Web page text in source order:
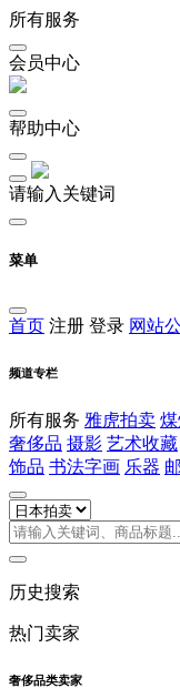
所有服务
会员中心
帮助中心
请输入关键词
菜单
首页 注册 登录 网站
频道专栏
所有服务 雅虎拍卖
奢侈品 摄影 艺术收藏
饰品 书法字画 乐器
历史搜索
热门卖家
奢侈品类卖家